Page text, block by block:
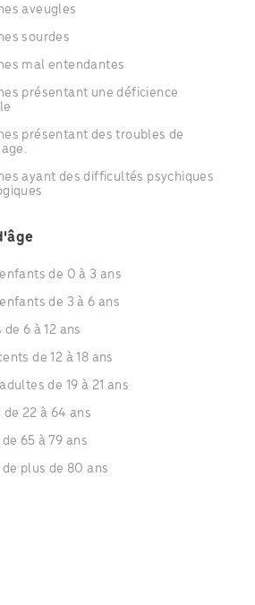
aveugles
sourdes
mal entendantes
présentant une déficience
présentant des troubles de
ayant des difficultés psychiques
de 0 à 3 ans
de 3 à 6 ans
6 à 12 ans
de 12 à 18 ans
de 19 à 21 ans
22 à 64 ans
65 à 79 ans
plus de 80 ans